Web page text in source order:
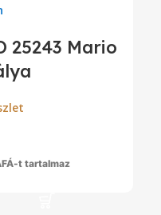
25243 Mario
t tartalmaz